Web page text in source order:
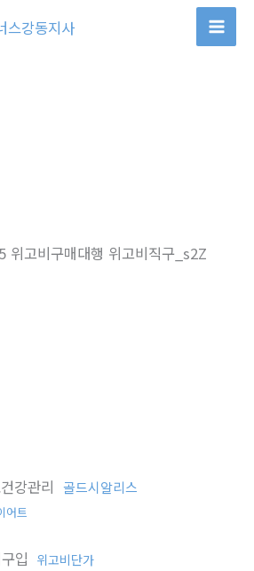
고비구매대행 위고비직구_s2Z
강관리 골드시알리스
어트
입 위고비단가